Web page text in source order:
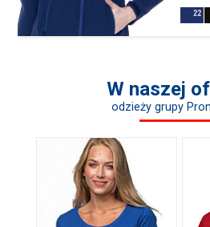
W naszej
odzieży grupy